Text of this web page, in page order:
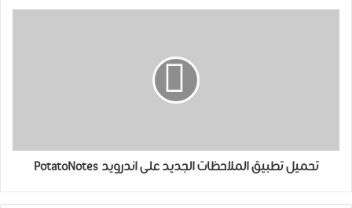
تحميل تطبيق الملاحظات الجديد على اندرويد PotatoNotes